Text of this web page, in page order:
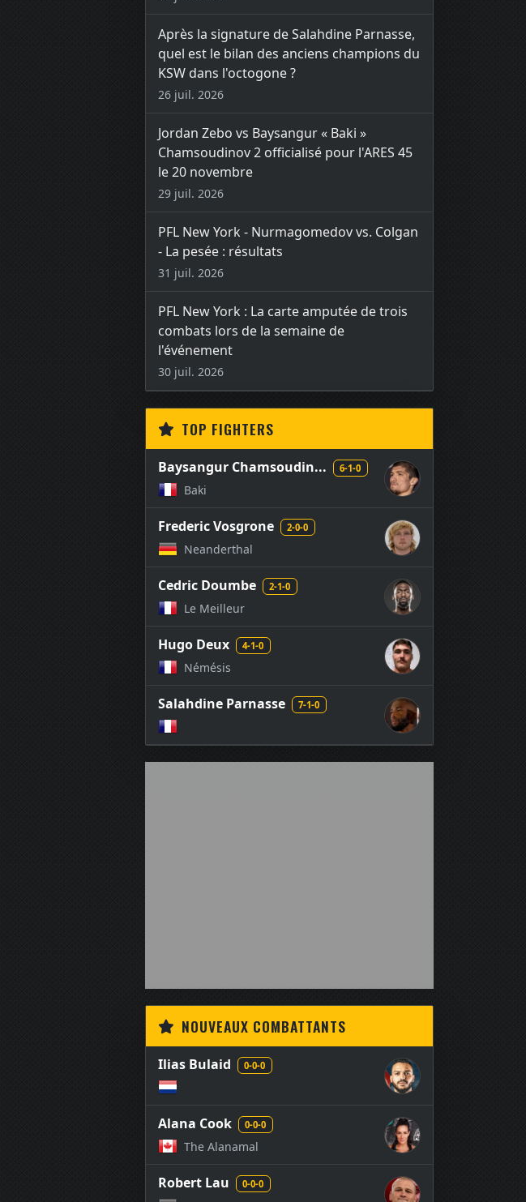
Après la signature de Salahdine Parnasse,
quel est le bilan des anciens champions du
KSW dans l'octogone ?
26 juil. 2026
Jordan Zebo vs Baysangur « Baki »
Chamsoudinov 2 officialisé pour l'ARES 45
le 20 novembre
29 juil. 2026
PFL New York - Nurmagomedov vs. Colgan
- La pesée : résultats
31 juil. 2026
PFL New York : La carte amputée de trois
combats lors de la semaine de
l'événement
30 juil. 2026
TOP FIGHTERS
Baysangur Chamsoudin... 6-1-0
Baki
Frederic Vosgrone 2-0-0
Neanderthal
Cedric Doumbe 2-1-0
Le Meilleur
Hugo Deux 4-1-0
Némésis
Salahdine Parnasse 7-1-0
NOUVEAUX COMBATTANTS
Ilias Bulaid 0-0-0
Alana Cook 0-0-0
The Alanamal
Robert Lau 0-0-0